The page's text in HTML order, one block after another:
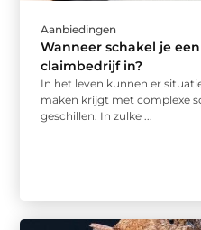
Aanbiedingen
Wanneer schakel je
claimbedrijf in?
In het leven kunnen er
maken krijgt met complexe
geschillen. In zulke ...